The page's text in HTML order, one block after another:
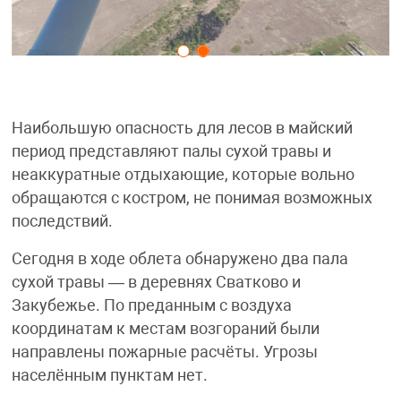
Наибольшую опасность для лесов в майский
период представляют палы сухой травы и
неаккуратные отдыхающие, которые вольно
обращаются с костром, не понимая возможных
последствий.
Сегодня в ходе облета обнаружено два пала
сухой травы — в деревнях Сватково и
Закубежье. По преданным с воздуха
координатам к местам возгораний были
направлены пожарные расчёты. Угрозы
населённым пунктам нет.